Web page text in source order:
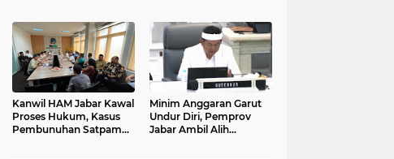
Purwakarta
Langsung MTQ Jabar
Kanwil HAM Jabar Kawal
Proses Hukum, Kasus
Pembunuhan Satpam
Minim Anggaran Garut
Undur Diri, Pemprov
Jabar Ambil Alih